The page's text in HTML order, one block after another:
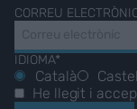
CORREU
IDIOMA*
Català
He llegit i